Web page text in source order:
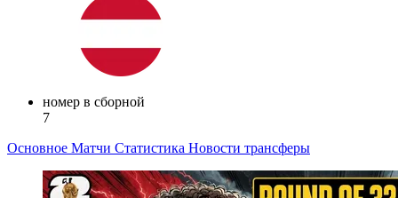
номер в сборной
7
Основное Матчи Статистика Новости трансферы